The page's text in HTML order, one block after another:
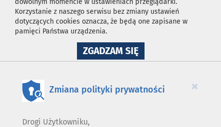
Korzystanie z naszego serwisu bez zmiany ustawień
dotyczących cookies oznacza, że będą one zapisane w
pamięci Państwa urządzenia.
ZGADZAM SIĘNA
WYKORZYSTANIE
×
Zmiana polityki prywatności
Drogi Użytkowniku,